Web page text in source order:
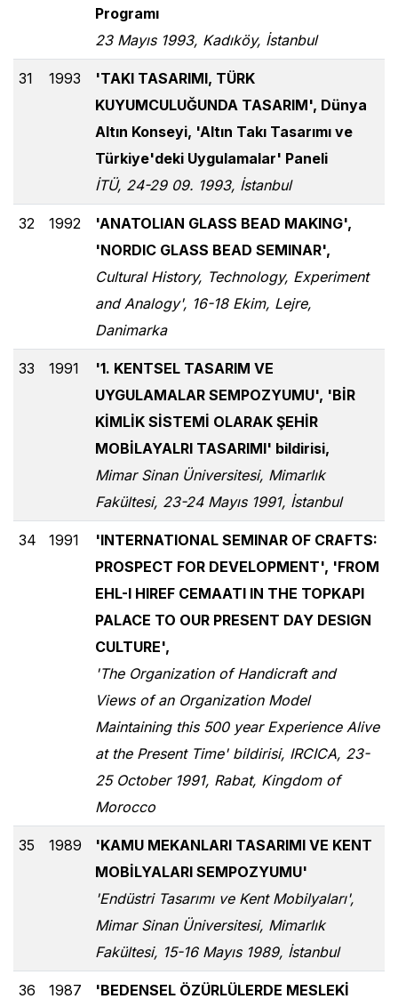
Programı
23 Mayıs 1993, Kadıköy, İstanbul
31 1993
'TAKI TASARIMI, TÜRK
KUYUMCULUĞUNDA TASARIM', Dünya
Altın Konseyi, 'Altın Takı Tasarımı ve
Türkiye'deki Uygulamalar' Paneli
İTÜ, 24-29 09. 1993, İstanbul
32 1992
'ANATOLIAN GLASS BEAD MAKING',
'NORDIC GLASS BEAD SEMINAR',
Cultural History, Technology, Experiment
and Analogy', 16-18 Ekim, Lejre,
Danimarka
33 1991
'1. KENTSEL TASARIM VE
UYGULAMALAR SEMPOZYUMU', 'BİR
KİMLİK SİSTEMİ OLARAK ŞEHİR
MOBİLAYALRI TASARIMI' bildirisi,
Mimar Sinan Üniversitesi, Mimarlık
Fakültesi, 23-24 Mayıs 1991, İstanbul
34 1991
'INTERNATIONAL SEMINAR OF CRAFTS:
PROSPECT FOR DEVELOPMENT', 'FROM
EHL-I HIREF CEMAATI IN THE TOPKAPI
PALACE TO OUR PRESENT DAY DESIGN
CULTURE',
'The Organization of Handicraft and
Views of an Organization Model
Maintaining this 500 year Experience Alive
at the Present Time' bildirisi, IRCICA, 23-
25 October 1991, Rabat, Kingdom of
Morocco
35 1989
'KAMU MEKANLARI TASARIMI VE KENT
MOBİLYALARI SEMPOZYUMU'
'Endüstri Tasarımı ve Kent Mobilyaları',
Mimar Sinan Üniversitesi, Mimarlık
Fakültesi, 15-16 Mayıs 1989, İstanbul
36 1987
'BEDENSEL ÖZÜRLÜLERDE MESLEKİ